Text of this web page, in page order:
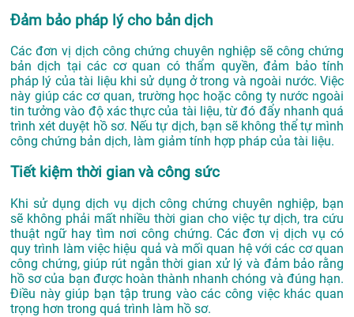
Đảm bảo pháp lý cho bản dịch
Các đơn vị dịch công chứng chuyên nghiệp sẽ công chứng
bản dịch tại các cơ quan có thẩm quyền, đảm bảo tính
pháp lý của tài liệu khi sử dụng ở trong và ngoài nước. Việc
này giúp các cơ quan, trường học hoặc công ty nước ngoài
tin tưởng vào độ xác thực của tài liệu, từ đó đẩy nhanh quá
trình xét duyệt hồ sơ. Nếu tự dịch, bạn sẽ không thể tự mình
công chứng bản dịch, làm giảm tính hợp pháp của tài liệu.
Tiết kiệm thời gian và công sức
Khi sử dụng dịch vụ dịch công chứng chuyên nghiệp, bạn
sẽ không phải mất nhiều thời gian cho việc tự dịch, tra cứu
thuật ngữ hay tìm nơi công chứng. Các đơn vị dịch vụ có
quy trình làm việc hiệu quả và mối quan hệ với các cơ quan
công chứng, giúp rút ngắn thời gian xử lý và đảm bảo rằng
hồ sơ của bạn được hoàn thành nhanh chóng và đúng hạn.
Điều này giúp bạn tập trung vào các công việc khác quan
trọng hơn trong quá trình làm hồ sơ.